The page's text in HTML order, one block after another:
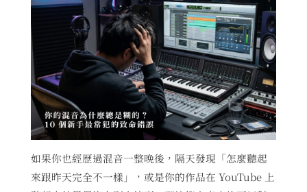
如果你也經歷過混音一整晚後，隔天發現「怎麼聽起
來跟昨天完全不一樣」，或是你的作品在 YouTube 上